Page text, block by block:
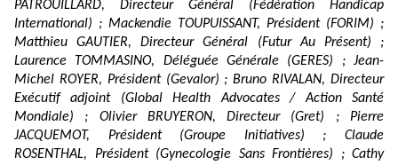
PATROUILLARD, Directeur Général (Fédération Handicap
International) ; Mackendie TOUPUISSANT, Président (FORIM) ;
Matthieu GAUTIER, Directeur Général (Futur Au Présent) ;
Laurence TOMMASINO, Déléguée Générale (GERES) ; Jean-
Michel ROYER, Président (Gevalor) ; Bruno RIVALAN, Directeur
Exécutif adjoint (Global Health Advocates / Action Santé
Mondiale) ; Olivier BRUYERON, Directeur (Gret) ; Pierre
JACQUEMOT, Président (Groupe Initiatives) ; Claude
ROSENTHAL, Président (Gynecologie Sans Frontières) ; Cathy